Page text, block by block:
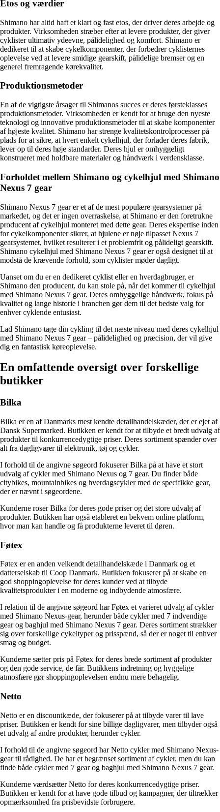
Etos og værdier
Shimano har altid haft et klart og fast etos, der driver deres arbejde og
produkter. Virksomheden stræber efter at levere produkter, der giver
cyklister ultimativ ydeevne, pålidelighed og komfort. Shimano er
dedikeret til at skabe cykelkomponenter, der forbedrer cyklisternes
oplevelse ved at levere smidige gearskift, pålidelige bremser og en
generel fremragende kørekvalitet.
Produktionsmetoder
En af de vigtigste årsager til Shimanos succes er deres førsteklasses
produktionsmetoder. Virksomheden er kendt for at bruge den nyeste
teknologi og innovative produktionsmetoder til at skabe komponenter
af højeste kvalitet. Shimano har strenge kvalitetskontrolprocesser på
plads for at sikre, at hvert enkelt cykelhjul, der forlader deres fabrik,
lever op til deres høje standarder. Deres hjul er omhyggeligt
konstrueret med holdbare materialer og håndværk i verdensklasse.
Forholdet mellem Shimano og cykelhjul med Shimano
Nexus 7 gear
Shimano Nexus 7 gear er et af de mest populære gearsystemer på
markedet, og det er ingen overraskelse, at Shimano er den foretrukne
producent af cykelhjul monteret med dette gear. Deres ekspertise inden
for cykelkomponenter sikrer, at hjulene er nøje tilpasset Nexus 7
gearsystemet, hvilket resulterer i et problemfrit og pålideligt gearskift.
Shimano cykelhjul med Shimano Nexus 7 gear er også designet til at
modstå de krævende forhold, som cyklister møder dagligt.
Uanset om du er en dedikeret cyklist eller en hverdagbruger, er
Shimano den producent, du kan stole på, når det kommer til cykelhjul
med Shimano Nexus 7 gear. Deres omhyggelige håndværk, fokus på
kvalitet og lange historie i branchen gør dem til det bedste valg for
enhver cyklende entusiast.
Lad Shimano tage din cykling til det næste niveau med deres cykelhjul
med Shimano Nexus 7 gear – pålidelighed og præcision, der vil give
dig en fantastisk køreoplevelse.
En omfattende oversigt over forskellige
butikker
Bilka
Bilka er en af Danmarks mest kendte detailhandelskæder, der er ejet af
Dansk Supermarked. Butikken er kendt for at tilbyde et bredt udvalg af
produkter til konkurrencedygtige priser. Deres sortiment spænder over
alt fra dagligvarer til elektronik, tøj og cykler.
I forhold til de angivne søgeord fokuserer Bilka på at have et stort
udvalg af cykler med Shimano Nexus og 7 gear. Du finder både
citybikes, mountainbikes og hverdagscykler med de specifikke gear,
der er nævnt i søgeordene.
Kunderne roser Bilka for deres gode priser og det store udvalg af
produkter. Butikken har også etableret en bekvem online platform,
hvor man kan handle og få produkterne leveret til døren.
Føtex
Føtex er en anden velkendt detailhandelskæde i Danmark og et
datterselskab til Coop Danmark. Butikken fokuserer på at skabe en
god shoppingoplevelse for deres kunder ved at tilbyde
kvalitetsprodukter i en moderne og indbydende atmosfære.
I relation til de angivne søgeord har Føtex et varieret udvalg af cykler
med Shimano Nexus-gear, herunder både cykler med 7 indvendige
gear og baghjul med Shimano Nexus 7 gear. Deres sortiment strækker
sig over forskellige cykeltyper og prisspænd, så der er noget til enhver
smag og budget.
Kunderne sætter pris på Føtex for deres brede sortiment af produkter
og den gode service, de får. Butikkens indretning og hyggelige
atmosfære gør shoppingoplevelsen endnu mere behagelig.
Netto
Netto er en discountkæde, der fokuserer på at tilbyde varer til lave
priser. Butikken er kendt for sine billige dagligvarer, men tilbyder også
et udvalg af andre produkter, herunder cykler.
I forhold til de angivne søgeord har Netto cykler med Shimano Nexus-
gear til rådighed. De har et begrænset sortiment af cykler, men du kan
finde både cykler med 7 gear og baghjul med Shimano Nexus 7 gear.
Kunderne værdsætter Netto for deres konkurrencedygtige priser.
Butikken er kendt for at have gode tilbud og kampagner, der tiltrækker
opmærksomhed fra prisbevidste forbrugere.